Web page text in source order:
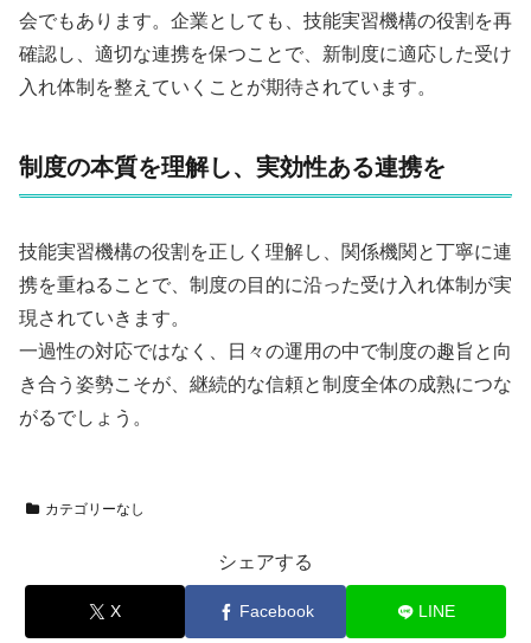
会でもあります。企業としても、技能実習機構の役割を再
確認し、適切な連携を保つことで、新制度に適応した受け
入れ体制を整えていくことが期待されています。
制度の本質を理解し、実効性ある連携を
技能実習機構の役割を正しく理解し、関係機関と丁寧に連
携を重ねることで、制度の目的に沿った受け入れ体制が実
現されていきます。
一過性の対応ではなく、日々の運用の中で制度の趣旨と向
き合う姿勢こそが、継続的な信頼と制度全体の成熟につな
がるでしょう。
カテゴリーなし
シェアする
X Facebook LINE